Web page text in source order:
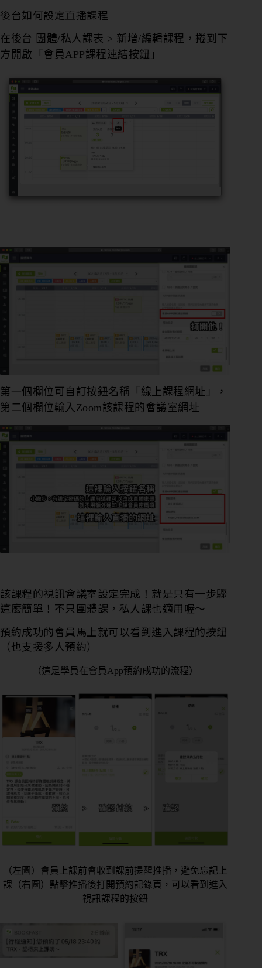
後台如何設定直播課程
在後台 團體/私人課表 > 新增/編輯課程，捲到下
方開啟「會員APP課程連結按鈕」
第一個欄位可自訂按鈕名稱「線上課程網址」，
第二個欄位輸入Zoom該課程的會議室網址
該課程的視訊會議室設定完成！就是只有一步驟
這麼簡單！不只團體課，私人課也適用喔～
預約成功的會員馬上就可以看到進入課程的按鈕
（也支援多人預約）
（這是學員在會員App預約成功的流程）
（左圖）會員上課前會收到課前提醒推播，避免忘記上
課（右圖）點擊推播後打開預約記錄頁，可以看到進入
視訊課程的按鈕